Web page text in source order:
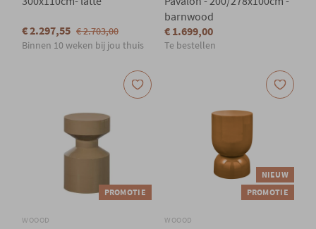
€ 2.297,55 € 2.703,00
Binnen 10 weken bij jou thuis
barnwood
€ 1.699,00
Te bestellen
PROMOTIE
WOOOD
NIEUW
PROMOTIE
WOOOD